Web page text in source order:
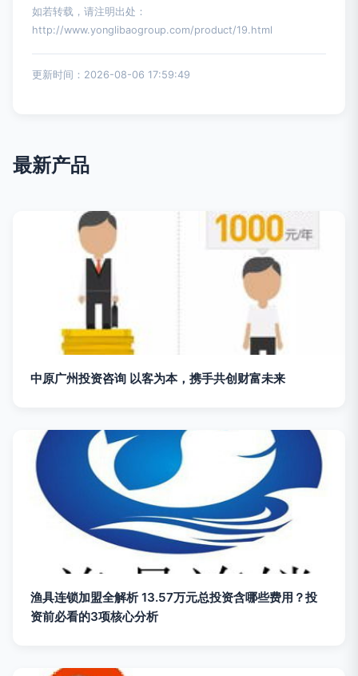
如若转载，请注明出处：
http://www.yonglibaogroup.com/product/19.html
更新时间：2026-08-06 17:59:49
最新产品
中原广州投资咨询 以客为本，携手共创财富未来
渔具连锁加盟全解析 13.57万元总投资含哪些费用？投
资前必看的3项核心分析